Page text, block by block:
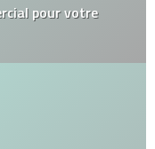
pour votre